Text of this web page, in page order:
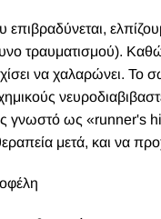
τραυματισμού).
να χαλαρώνει. Το
γνωστό ως «runner's
μετά, και να